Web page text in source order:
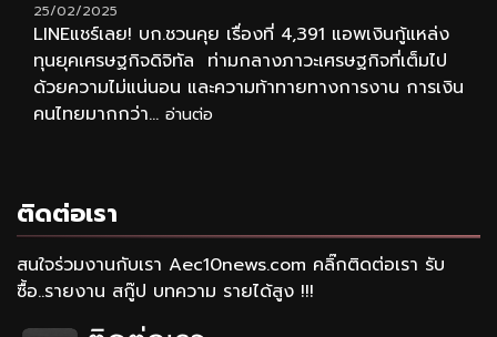
25/02/2025
LINEแชร์เลย! บก.ชวนคุย เรื่องที่ 4,391 แอพเงินกู้แหล่ง
ทุนยุคเศรษฐกิจดิจิทัล ท่ามกลางภาวะเศรษฐกิจที่เต็มไป
ด้วยความไม่แน่นอน และความท้าทายทางการงาน การเงิน
คนไทยมากกว่า... อ่านต่อ
ติดต่อเรา
สนใจร่วมงานกับเรา Aec10news.com คลิ๊กติดต่อเรา รับ
ซื้อ..รายงาน สกู๊ป บทความ รายได้สูง !!!